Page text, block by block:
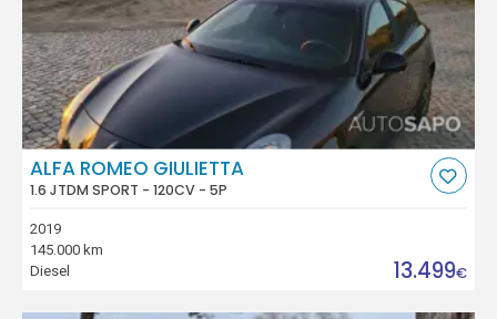
ALFA ROMEO GIULIETTA
1.6 JTDM SPORT - 120CV - 5P
2019
145.000 km
Diesel
13.499€